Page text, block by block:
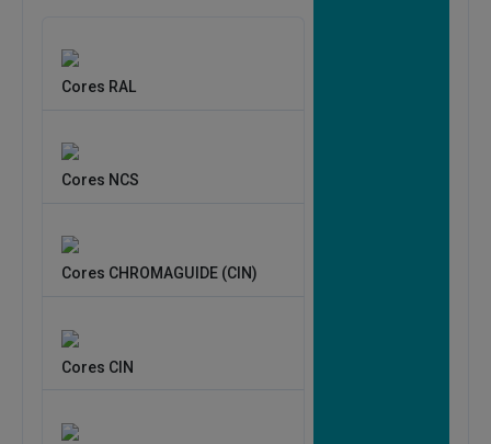
Cores RAL
Cores NCS
Cores CHROMAGUIDE (CIN)
Cores CIN